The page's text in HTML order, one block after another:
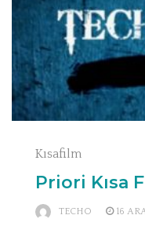
Kısafilm
Priori Kısa
TECHO 16